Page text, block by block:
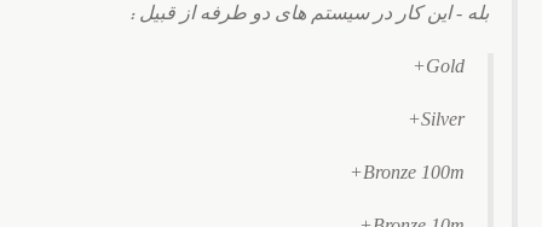
بله - این کار در سیستم های دو طرفه از قبیل :
Silver+